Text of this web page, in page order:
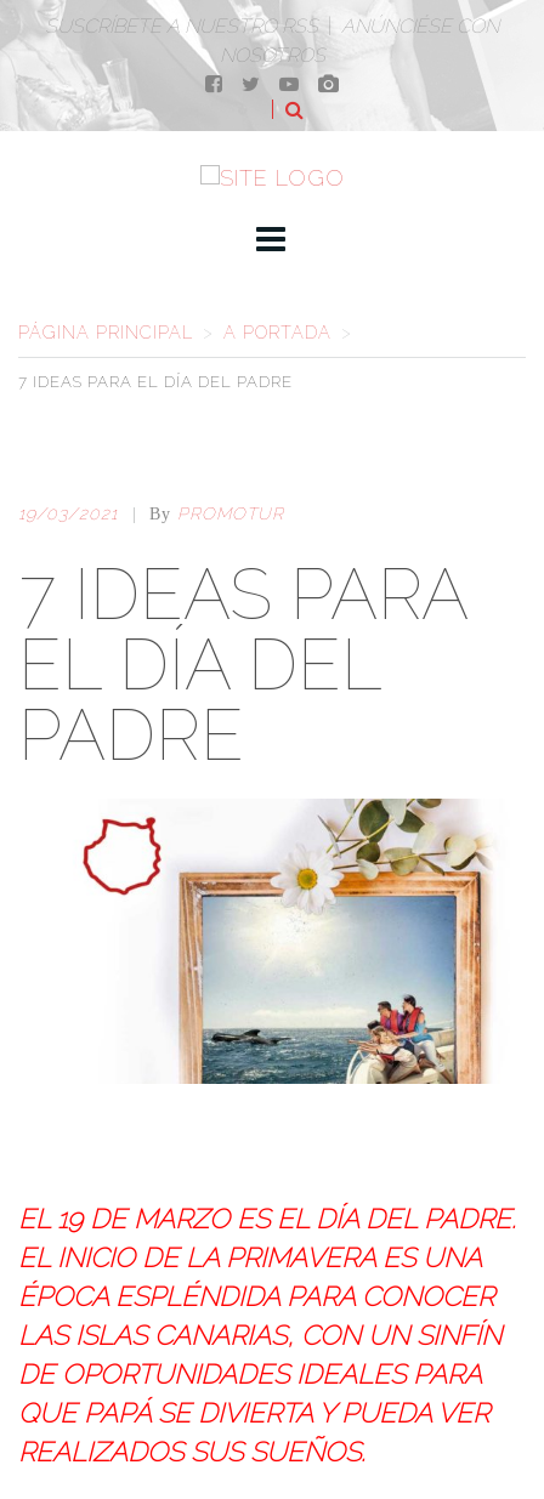
SUSCRÍBETE A NUESTRO RSS| ANÚNCIÉSE CON
NOSOTROS
PÁGINA PRINCIPAL > A PORTADA >
7 IDEAS PARA EL DÍA DEL PADRE
19/03/2021 By PROMOTUR
7 IDEAS PARA
EL DÍA DEL
PADRE
EL 19 DE MARZO ES EL DÍA DEL PADRE.
EL INICIO DE LA PRIMAVERA ES UNA
ÉPOCA ESPLÉNDIDA PARA CONOCER
LAS ISLAS CANARIAS, CON UN SINFÍN
DE OPORTUNIDADES IDEALES PARA
QUE PAPÁ SE DIVIERTA Y PUEDA VER
REALIZADOS SUS SUEÑOS.